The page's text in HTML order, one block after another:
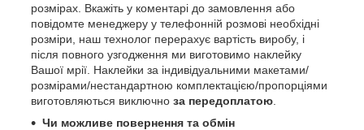
розмірах. Вкажіть у коментарі до замовлення або
повідомте менеджеру у телефонній розмові необхідні
розміри, наш технолог перерахує вартість виробу, і
після повного узгодження ми виготовимо наклейку
Вашої мрії. Наклейки за індивідуальними макетами/
розмірами/нестандартною комплектацією/пропорціями
виготовляються виключно за передоплатою
Чи можливе повернення та обмін